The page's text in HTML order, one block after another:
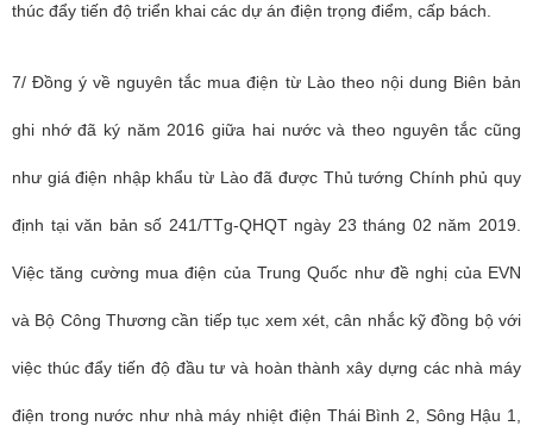
thúc đẩy tiến độ triển khai các dự án điện trọng điểm, cấp bách.
7/ Đồng ý về nguyên tắc mua điện từ Lào theo nội dung Biên bản
ghi nhớ đã ký năm 2016 giữa hai nước và theo nguyên tắc cũng
như giá điện nhập khẩu từ Lào đã được Thủ tướng Chính phủ quy
định tại văn bản số 241/TTg-QHQT ngày 23 tháng 02 năm 2019.
Việc tăng cường mua điện của Trung Quốc như đề nghị của EVN
và Bộ Công Thương cần tiếp tục xem xét, cân nhắc kỹ đồng bộ với
việc thúc đẩy tiến độ đầu tư và hoàn thành xây dựng các nhà máy
điện trong nước như nhà máy nhiệt điện Thái Bình 2, Sông Hậu 1,